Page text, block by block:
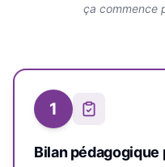
ça commence
1
Bilan pédagogique